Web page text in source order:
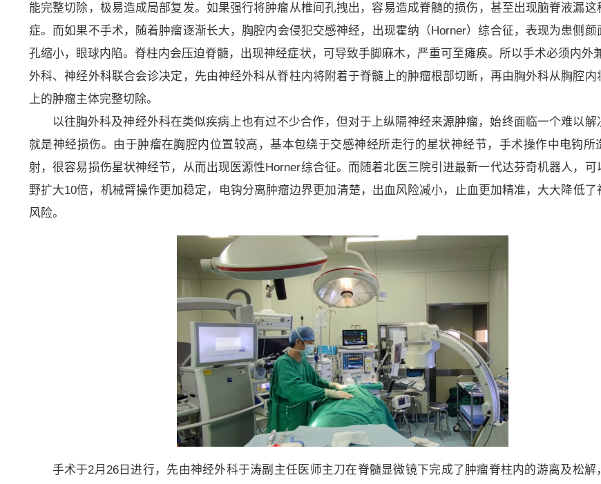
能完整切除，极易造成局部复发。如果强行将肿瘤从椎间孔拽出，容易造成脊髓的损伤，甚至出现脑脊液漏这
症。而如果不手术，随着肿瘤逐渐长大，胸腔内会侵犯交感神经，出现霍纳（Horner）综合征，表现为患侧颜
孔缩小，眼球内陷。脊柱内会压迫脊髓，出现神经症状，可导致手脚麻木，严重可至瘫痪。所以手术必须内外
外科、神经外科联合会诊决定，先由神经外科从脊柱内将附着于脊髓上的肿瘤根部切断，再由胸外科从胸腔内
上的肿瘤主体完整切除。
以往胸外科及神经外科在类似疾病上也有过不少合作，但对于上纵隔神经来源肿瘤，始终面临一个难以解
就是神经损伤。由于肿瘤在胸腔内位置较高，基本包绕于交感神经所走行的星状神经节，手术操作中电钩所
射，很容易损伤星状神经节，从而出现医源性Horner综合征。而随着北医三院引进最新一代达芬奇机器人，可
野扩大10倍，机械臂操作更加稳定，电钩分离肿瘤边界更加清楚，出血风险减小，止血更加精准，大大降低了
风险。
手术于2月26日进行，先由神经外科于涛副主任医师主刀在脊髓显微镜下完成了肿瘤脊柱内的游离及松解